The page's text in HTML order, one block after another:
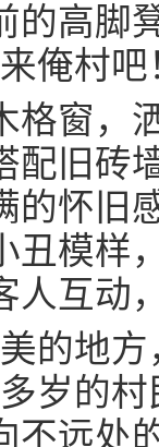
的高脚
俺村吧
格窗，
配旧砖
的怀旧
丑模样
人互动
的地
岁的
不远处